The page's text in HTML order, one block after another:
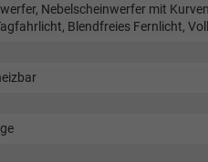
Nebelscheinwerfer mit
Blendfreies Fernlicht,